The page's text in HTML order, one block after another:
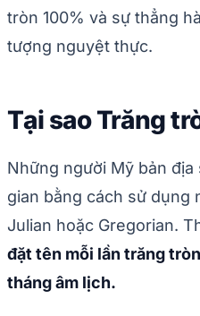
tròn 100% và sự thẳng
tượng nguyệt thực.
Tại sao Trăng
Những người Mỹ bản
gian bằng cách sử dụng
Julian hoặc Gregorian.
đặt tên mỗi lần trăng
tháng âm lịch.